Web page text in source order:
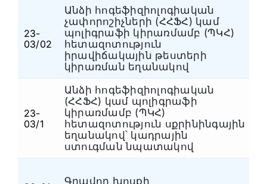
23-
03/02
Անձի հոգեֆիզիոլոգիական
չափորոշիչների (ՀՀՖՀ) կամ
պոլիգրաֆի կիրառմամբ (ՊԿՀ)
հետազոտություն
իրավիճակային թեստերի
կիրառման եղանակով
23-
03/1
Անձի հոգեֆիզիոլոգիական
(ՀՀՖՀ) կամ պոլիգրաֆի
կիրառմամբ (ՊԿՀ)
հետազոտություն սքրինինգային
եղանակով՝ կադրային
ստուգման նպատակով
Գրավոր խոսքի